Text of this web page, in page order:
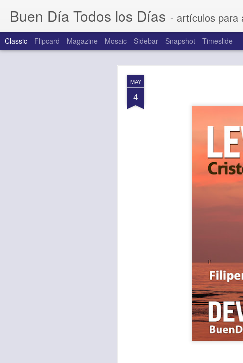
MAY
4
Buen Día Todos los Días - artículos para
Classic Flipcard Magazine Mosaic Sidebar Snapshot Timeslide